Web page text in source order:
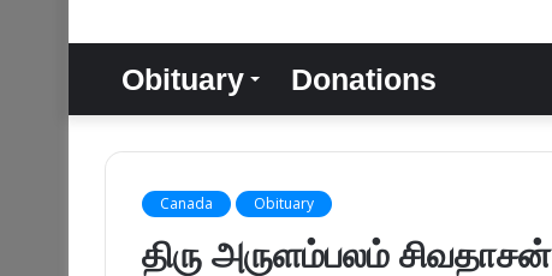
Obituary Donations
Canada Obituary
திரு அருளம்பலம் சிவதாசன்